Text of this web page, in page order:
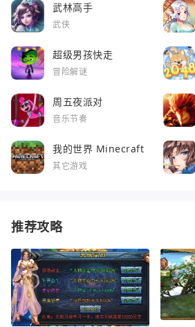
武林高手
武侠
超级男孩快走
冒险解谜
周五夜派对
音乐节奏
我的世界 Minecraft
其它游戏
推荐攻略